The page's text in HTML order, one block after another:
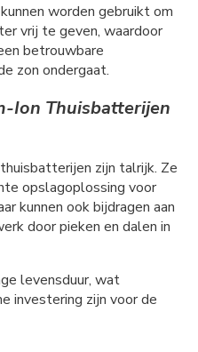
worden gebruikt om
vrij te geven, waardoor
betrouwbare
zon ondergaat.
Ion Thuisbatterijen
zijn talrijk. Ze
opslagoplossing voor
kunnen ook bijdragen aan
door pieken en dalen in
levensduur, wat
investering zijn voor de